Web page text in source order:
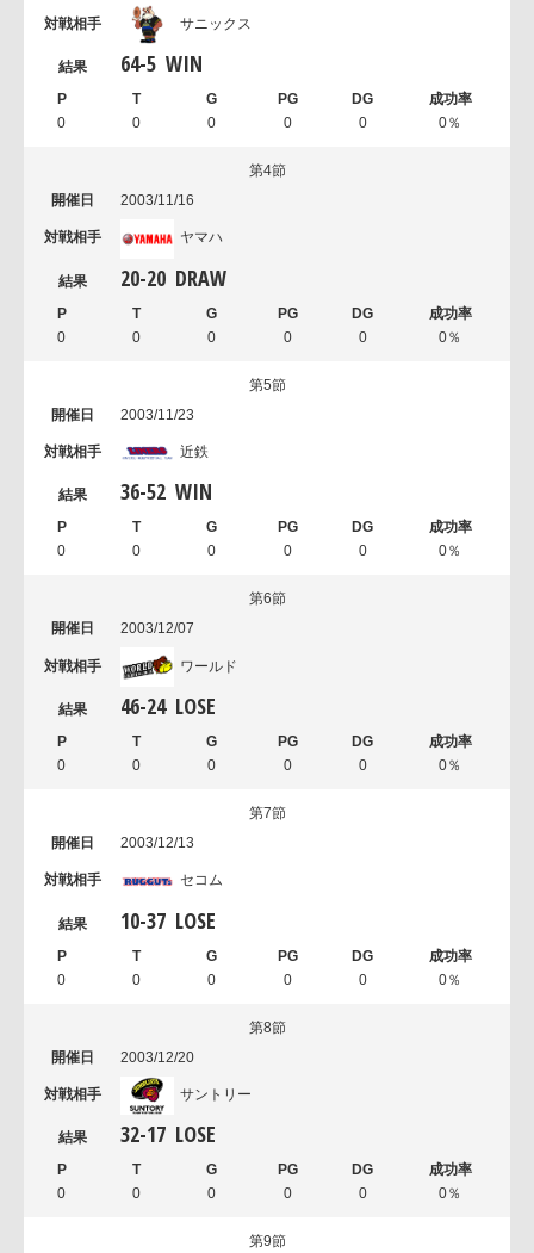
サニックス
64-5 WIN
0 0 0 0 0 0％
第4節
2003/11/16
ヤマハ
20-20 DRAW
0 0 0 0 0 0％
第5節
2003/11/23
近鉄
36-52 WIN
0 0 0 0 0 0％
第6節
2003/12/07
ワールド
46-24 LOSE
0 0 0 0 0 0％
第7節
2003/12/13
セコム
10-37 LOSE
0 0 0 0 0 0％
第8節
2003/12/20
サントリー
32-17 LOSE
0 0 0 0 0 0％
第9節